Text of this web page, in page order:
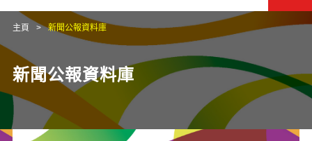
主頁 新聞公報資料庫
新聞公報資料庫